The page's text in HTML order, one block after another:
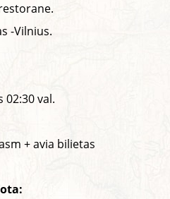
-Vilnius.
02:30 val.
+ avia bilietas